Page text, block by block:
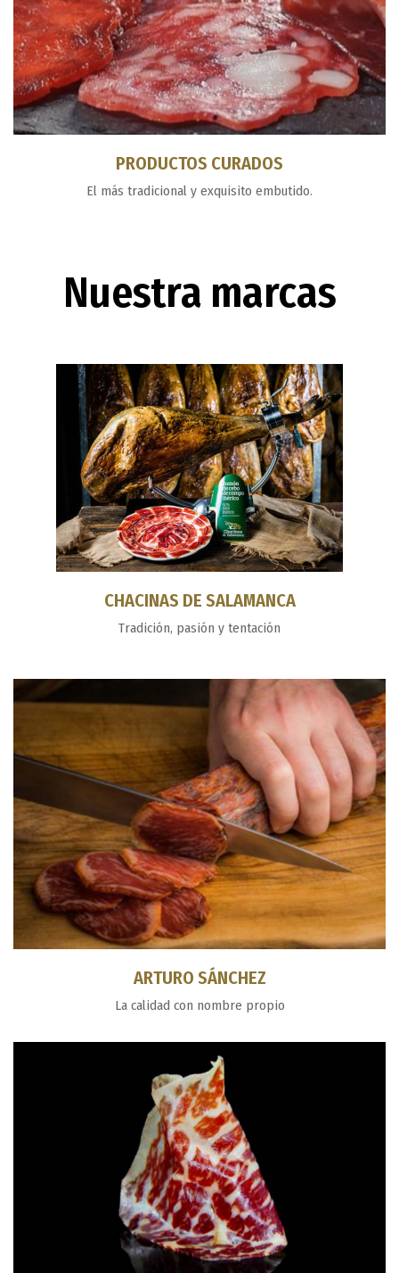
PRODUCTOS CURADOS
El más tradicional y exquisito embutido.
Nuestra marcas
CHACINAS DE SALAMANCA
Tradición, pasión y tentación
ARTURO SÁNCHEZ
La calidad con nombre propio